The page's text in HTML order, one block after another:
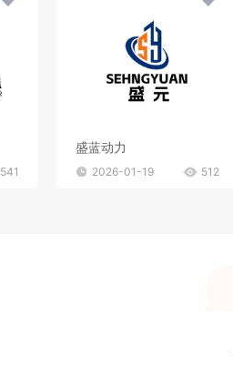
541
盛蓝动力
2026-01-19 512